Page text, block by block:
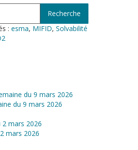
: esma, MIFID, Solvabilité
du 9 mars 2026
du 9 mars 2026
2 mars 2026
mars 2026